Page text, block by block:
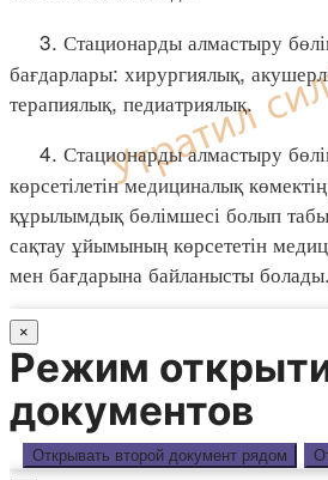
3. Стационарды алмастыру
бағдарлары: хирургиялық,
терапиялық, педиатриялық.
4. Стационарды алмастыру
көрсетілетін медициналық
құрылымдық бөлімшесі болып
сақтау ұйымының көрсететін
мен бағдарына байланысты болады.
×
Режим
документов
Открывать второй документ рядом